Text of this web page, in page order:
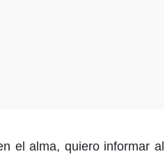
el alma, quiero informar al